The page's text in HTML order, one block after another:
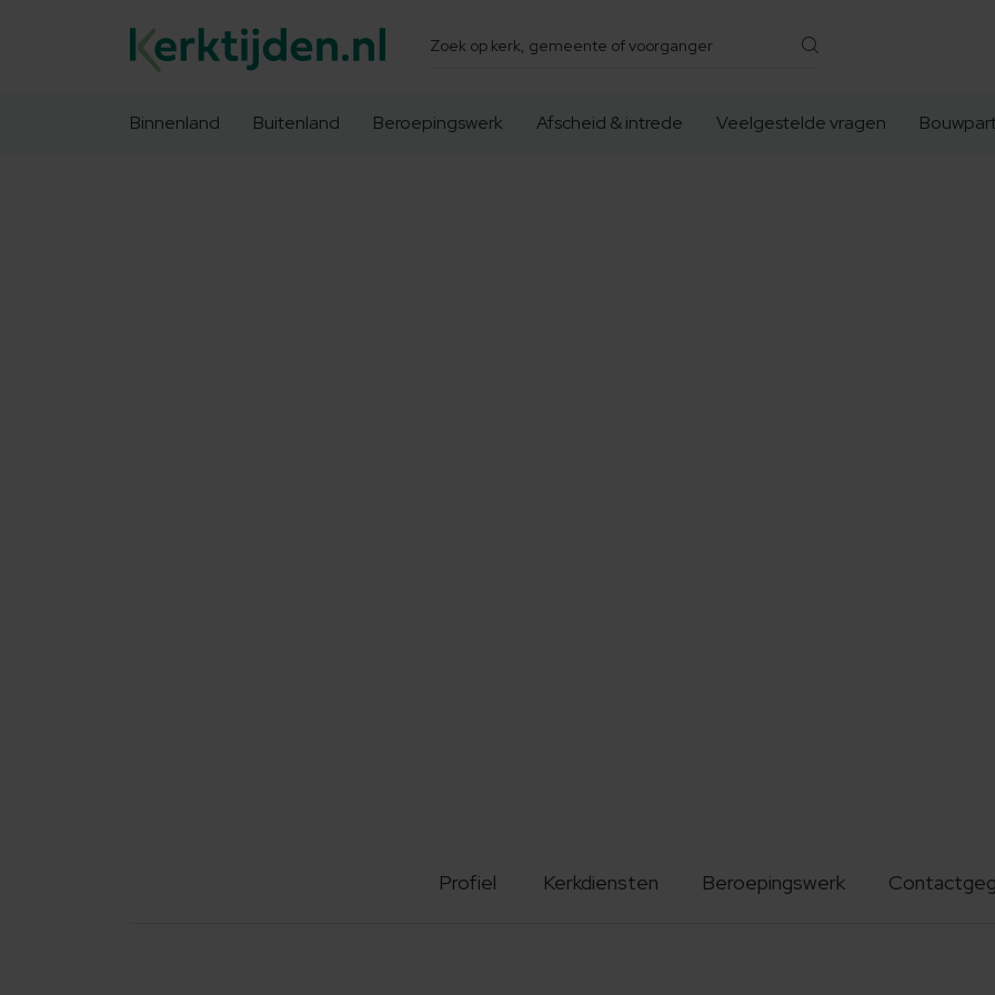
Zoeken
Binnenland Buitenland Beroepingswerk Afscheid & intrede Veelgestelde vragen
Profiel Kerkdiensten Beroepingswerk